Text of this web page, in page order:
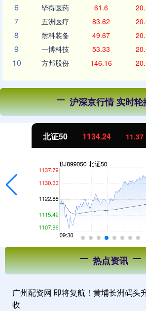
6 毕得医药 61.6
7 五洲医疗 83.62
8 耐科装备 49.67
9 一博科技 53.33
10 方邦股份 146.16
沪深京行情 实时轮
北证50 1134.24 11.37
热点资讯
广州配资网 即将复航！黄埔长洲码头
收